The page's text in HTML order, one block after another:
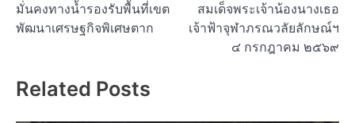
มั่นคงทางน้ำรองรับพื้นที่เขต
พัฒนาเศรษฐกิจพิเศษตาก
สมเด็จพระเจ้าน้องนางเธอ
เจ้าฟ้าจุฬาภรณวลัยลักษณ์ฯ
๔ กรกฎาคม ๒๕๖๙
Related Posts